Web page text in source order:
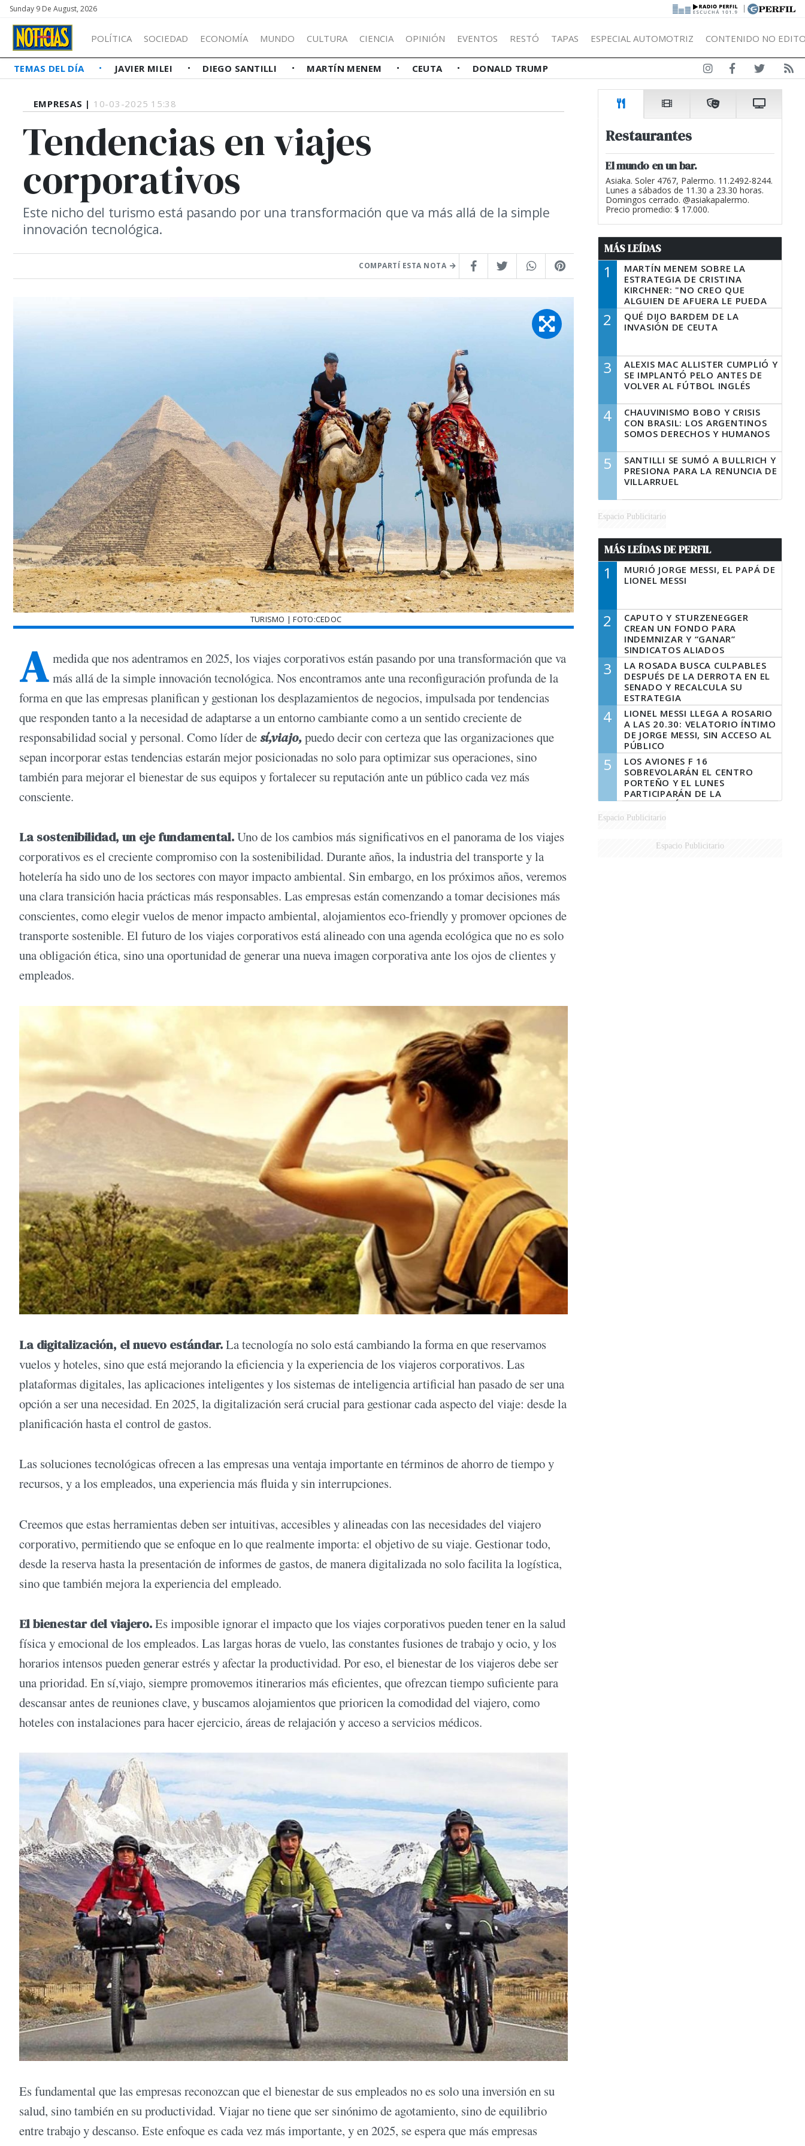
Sunday 9 De August, 2026 |
POLÍTICA SOCIEDAD ECONOMÍA MUNDO CULTURA CIENCIA OPINIÓN EVENTOS RESTÓ TAPAS ESPECIAL AUTOMOTRIZ CONTENIDO NO
TEMAS DEL DÍA JAVIER MILEI DIEGO SANTILLI MARTÍN MENEM CEUTA DONALD TRUMP
EMPRESAS | 10-03-2025 15:38
Tendencias en viajes
corporativos
Este nicho del turismo está pasando por una transformación que va más allá de la simple
innovación tecnológica.
COMPARTÍ ESTA NOTA
TURISMO | FOTO:CEDOC
A medida que nos adentramos en 2025, los viajes corporativos están pasando por una transformación que va
más allá de la simple innovación tecnológica. Nos encontramos ante una reconfiguración profunda de la
forma en que las empresas planifican y gestionan los desplazamientos de negocios, impulsada por tendencias
que responden tanto a la necesidad de adaptarse a un entorno cambiante como a un sentido creciente de
responsabilidad social y personal. Como líder desí,viajo,puedo decir con certeza que las organizaciones que
sepan incorporar estas tendencias estarán mejor posicionadas no solo para optimizar sus operaciones, sino
también para mejorar el bienestar de sus equipos y fortalecer su reputación ante un público cada vez más
consciente.
La sostenibilidad, un eje fundamental.Uno de los cambios más significativos en el panorama de los viajes
corporativos es el creciente compromiso con la sostenibilidad. Durante años, la industria del transporte y la
hotelería ha sido uno de los sectores con mayor impacto ambiental. Sin embargo, en los próximos años, veremos
una clara transición hacia prácticas más responsables. Las empresas están comenzando a tomar decisiones más
conscientes, como elegir vuelos de menor impacto ambiental, alojamientos eco-friendly y promover opciones de
transporte sostenible. El futuro de los viajes corporativos está alineado con una agenda ecológica que no es solo
una obligación ética, sino una oportunidad de generar una nueva imagen corporativa ante los ojos de clientes y
empleados.
La digitalización, el nuevo estándar.La tecnología no solo está cambiando la forma en que reservamos
vuelos y hoteles, sino que está mejorando la eficiencia y la experiencia de los viajeros corporativos. Las
plataformas digitales, las aplicaciones inteligentes y los sistemas de inteligencia artificial han pasado de ser una
opción a ser una necesidad. En 2025, la digitalización será crucial para gestionar cada aspecto del viaje: desde la
planificación hasta el control de gastos.
Las soluciones tecnológicas ofrecen a las empresas una ventaja importante en términos de ahorro de tiempo y
recursos, y a los empleados, una experiencia más fluida y sin interrupciones.
Creemos que estas herramientas deben ser intuitivas, accesibles y alineadas con las necesidades del viajero
corporativo, permitiendo que se enfoque en lo que realmente importa: el objetivo de su viaje. Gestionar todo,
desde la reserva hasta la presentación de informes de gastos, de manera digitalizada no solo facilita la logística,
sino que también mejora la experiencia del empleado.
El bienestar del viajero.Es imposible ignorar el impacto que los viajes corporativos pueden tener en la salud
física y emocional de los empleados. Las largas horas de vuelo, las constantes fusiones de trabajo y ocio, y los
horarios intensos pueden generar estrés y afectar la productividad. Por eso, el bienestar de los viajeros debe ser
una prioridad. En sí,viajo, siempre promovemos itinerarios más eficientes, que ofrezcan tiempo suficiente para
descansar antes de reuniones clave, y buscamos alojamientos que prioricen la comodidad del viajero, como
hoteles con instalaciones para hacer ejercicio, áreas de relajación y acceso a servicios médicos.
Es fundamental que las empresas reconozcan que el bienestar de sus empleados no es solo una inversión en su
salud, sino también en su productividad. Viajar no tiene que ser sinónimo de agotamiento, sino de equilibrio
entre trabajo y descanso. Este enfoque es cada vez más importante, y en 2025, se espera que más empresas
Restaurantes
El mundo en un bar.
Asiaka. Soler 4767, Palermo. 11.2492-8244.
Lunes a sábados de 11.30 a 23.30 horas.
Domingos cerrado. @asiakapalermo.
Precio promedio: $ 17.000.
MÁS LEÍDAS
1
MARTÍN MENEM SOBRE LA
ESTRATEGIA DE CRISTINA
KIRCHNER: "NO CREO QUE
ALGUIEN DE AFUERA LE PUEDA
DECIR A LA JUSTICIA LO QUE
TIENE QUE HACER"
2
QUÉ DIJO BARDEM DE LA
INVASIÓN DE CEUTA
3
ALEXIS MAC ALLISTER CUMPLIÓ Y
SE IMPLANTÓ PELO ANTES DE
VOLVER AL FÚTBOL INGLÉS
4
CHAUVINISMO BOBO Y CRISIS
CON BRASIL: LOS ARGENTINOS
SOMOS DERECHOS Y HUMANOS
5
SANTILLI SE SUMÓ A BULLRICH Y
PRESIONA PARA LA RENUNCIA DE
VILLARRUEL
Espacio Publicitario
MÁS LEÍDAS DE PERFIL
1
MURIÓ JORGE MESSI, EL PAPÁ DE
LIONEL MESSI
2
CAPUTO Y STURZENEGGER
CREAN UN FONDO PARA
INDEMNIZAR Y “GANAR”
SINDICATOS ALIADOS
3
LA ROSADA BUSCA CULPABLES
DESPUÉS DE LA DERROTA EN EL
SENADO Y RECALCULA SU
ESTRATEGIA
4
LIONEL MESSI LLEGA A ROSARIO
A LAS 20.30: VELATORIO ÍNTIMO
DE JORGE MESSI, SIN ACCESO AL
PÚBLICO
5
LOS AVIONES F 16
SOBREVOLARÁN EL CENTRO
PORTEÑO Y EL LUNES
PARTICIPARÁN DE LA
CELEBRACIÓN DE LA FUERZA
AÉREA
Espacio Publicitario
Espacio Publicitario